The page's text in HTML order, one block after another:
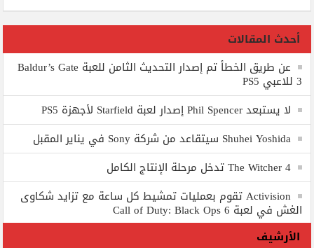
أحدث المقالات
عن طريق الخطأ تم إصدار التحديث الثامن للعبة Baldur’s Gate
3 للاعبي PS5
لا يستبعد Phil Spencer إصدار لعبة Starfield لأجهزة PS5
Shuhei Yoshida سيتقاعد من شركة Sony في يناير المقبل
The Witcher 4 تدخل مرحلة الإنتاج الكامل
Activision تقوم بعمليات تمشيط كل ساعة مع تزايد شكاوى
الغش في لعبة Call of Duty: Black Ops 6
الأرشيف